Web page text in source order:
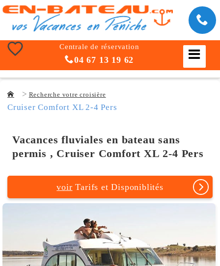
Centrale de réservation
04 67 13 19 62
Recherche votre croisière
Cruiser Comfort XL 2-4 Pers
Vacances fluviales en bateau sans
permis , Cruiser Comfort XL 2-4 Pers
voir Tarifs et Disponiblités